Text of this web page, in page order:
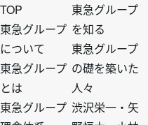
フ
ッ
タ
TOP
東急グループ
について
東急グループ
とは
東急グループ
フ
ッ
タ
東急グループ
を知る
東急グループ
の礎を築いた
人々
渋沢栄一・矢